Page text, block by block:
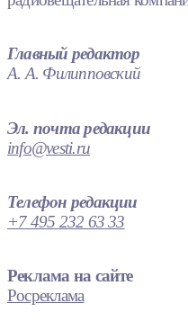
Главный редактор
А. А. Филипповский
Эл. почта редакции
info@vesti.ru
Телефон редакции
+7 495 232 63 33
Реклама на сайте
Росреклама